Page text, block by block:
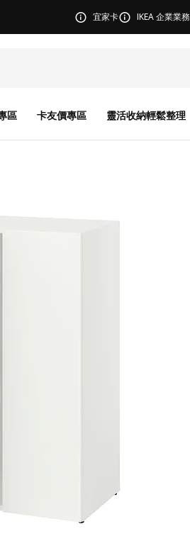
宜家卡 IKEA 企業業務
區 卡友價專區 靈活收納輕鬆整理